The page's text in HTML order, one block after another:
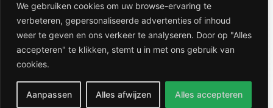
We gebruiken cookies om uw browse-ervaring te
verbeteren, gepersonaliseerde advertenties of inhoud
weer te geven en ons verkeer te analyseren. Door op "Alles
accepteren" te klikken, stemt u in met ons gebruik van
cookies.
Aanpassen Alles afwijzen Alles accepteren
Workwear &
Veiligheid
Kantoor & Receptie
Gezondheid & Beauty
Keuken & Horeca